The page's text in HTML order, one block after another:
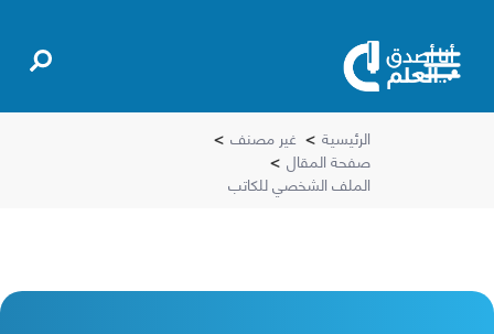
الرئيسية > غير مصنف >
صفحة المقال >
الملف الشخصي للكاتب